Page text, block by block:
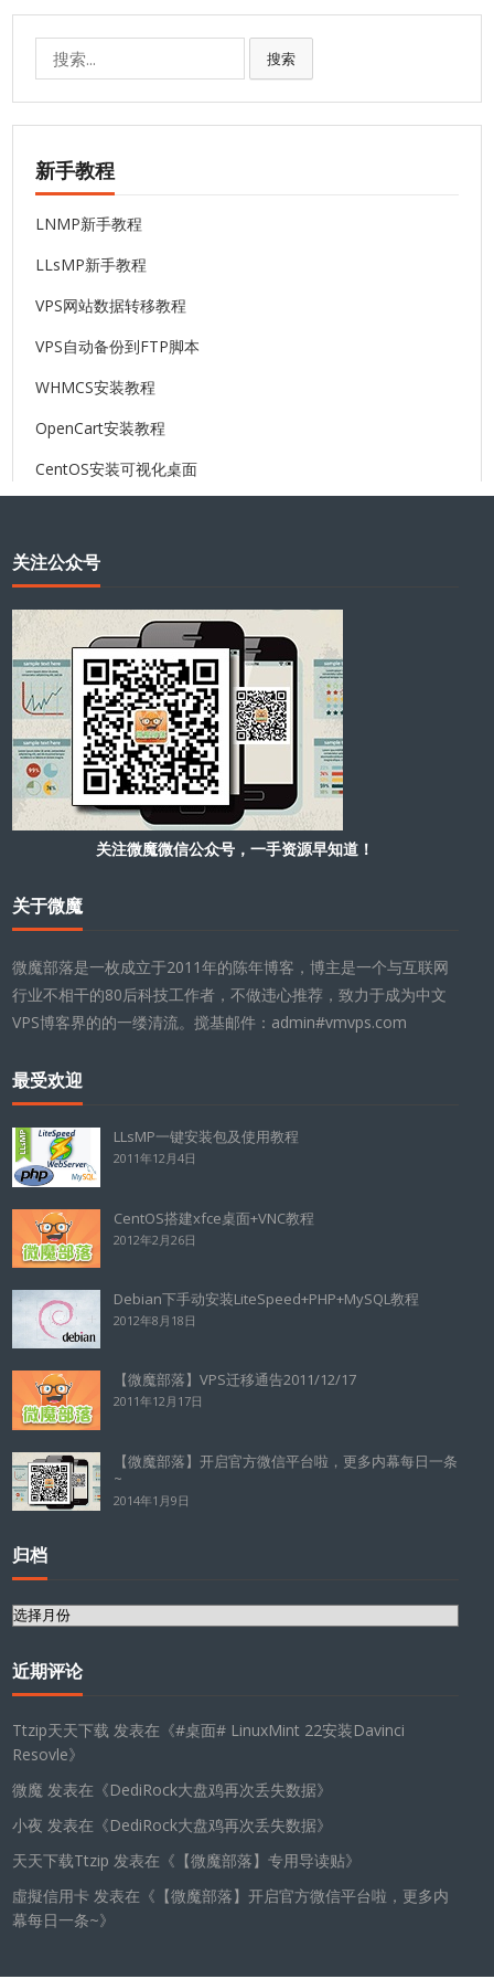
搜索
新手教程
LNMP新手教程
LLsMP新手教程
VPS网站数据转移教程
VPS自动备份到FTP脚本
WHMCS安装教程
OpenCart安装教程
CentOS安装可视化桌面
关注公众号
关注微魔微信公众号，一手资源早知道！
关于微魔
微魔部落是一枚成立于2011年的陈年博客，博主是一个与互联网
行业不相干的80后科技工作者，不做违心推荐，致力于成为中文
VPS博客界的的一缕清流。搅基邮件：admin#vmvps.com
最受欢迎
LLsMP一键安装包及使用教程
2011年12月4日
CentOS搭建xfce桌面+VNC教程
2012年2月26日
Debian下手动安装LiteSpeed+PHP+MySQL教程
2012年8月18日
【微魔部落】VPS迁移通告2011/12/17
2011年12月17日
【微魔部落】开启官方微信平台啦，更多内幕每日一条
~
2014年1月9日
归档
归
近期评论
Ttzip天天下载 发表在《#桌面# LinuxMint 22安装Davinci
Resovle》
微魔 发表在《DediRock大盘鸡再次丢失数据》
小夜 发表在《DediRock大盘鸡再次丢失数据》
天天下载Ttzip 发表在《 【微魔部落】专用导读贴》
虛擬信用卡 发表在《 【微魔部落】开启官方微信平台啦，更多内
幕每日一条~》